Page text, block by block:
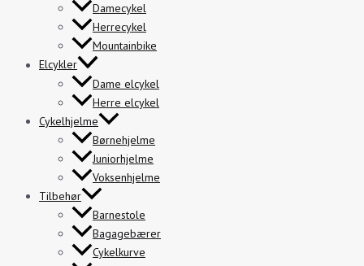
Damecykel
Herrecykel
Mountainbike
Elcykler
Dame elcykel
Herre elcykel
Cykelhjelme
Børnehjelme
Juniorhjelme
Voksenhjelme
Tilbehør
Barnestole
Bagagebærer
Cykelkurve